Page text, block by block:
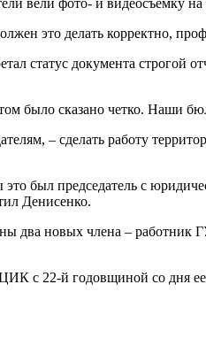
это делать корректно,
статус документа строгой
было сказано четко. Наши
– сделать работу
был председатель с
Денисенко.
два новых члена – работник
с 22-й годовщиной со дня ее